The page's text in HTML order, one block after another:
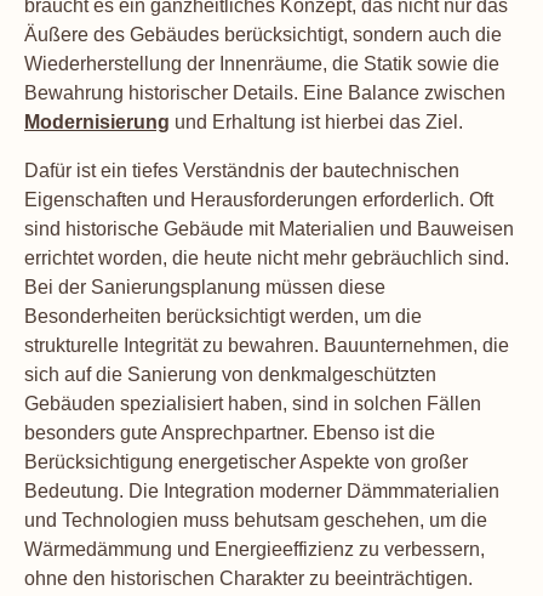
braucht es ein ganzheitliches Konzept, das nicht nur das
Äußere des Gebäudes berücksichtigt, sondern auch die
Wiederherstellung der Innenräume, die Statik sowie die
Bewahrung historischer Details. Eine Balance zwischen
Modernisierung und Erhaltung ist hierbei das Ziel.
Dafür ist ein tiefes Verständnis der bautechnischen
Eigenschaften und Herausforderungen erforderlich. Oft
sind historische Gebäude mit Materialien und Bauweisen
errichtet worden, die heute nicht mehr gebräuchlich sind.
Bei der Sanierungsplanung müssen diese
Besonderheiten berücksichtigt werden, um die
strukturelle Integrität zu bewahren. Bauunternehmen, die
sich auf die Sanierung von denkmalgeschützten
Gebäuden spezialisiert haben, sind in solchen Fällen
besonders gute Ansprechpartner. Ebenso ist die
Berücksichtigung energetischer Aspekte von großer
Bedeutung. Die Integration moderner Dämmmaterialien
und Technologien muss behutsam geschehen, um die
Wärmedämmung und Energieeffizienz zu verbessern,
ohne den historischen Charakter zu beeinträchtigen.